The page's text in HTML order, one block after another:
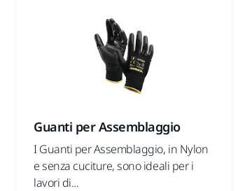
Guanti per Assemblaggio
I Guanti per Assemblaggio, in Nylon
e senza cuciture, sono ideali per i
lavori di...